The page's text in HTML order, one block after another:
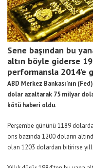
Sene başından bu
altın böyle giderse
performansla 2014’e
ABD Merkez Bankası’nın
dolar azaltarak 75 milyar
kötü haberi oldu.
Perşembe gününü 1189
ons bazında 1200 doların
olan 1203 dolardan bitirirse